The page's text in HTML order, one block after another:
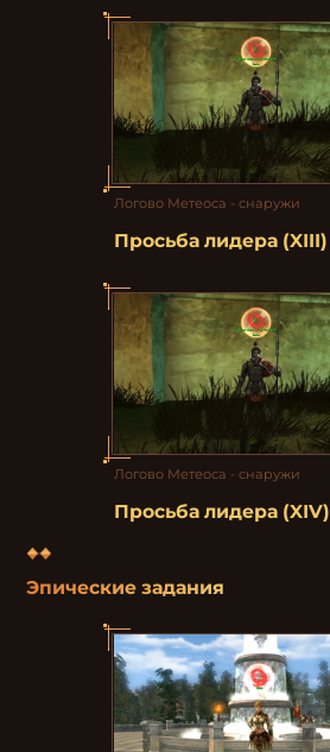
Логово Метеоса - снаружи
Просьба лидера (XІII)
Логово Метеоса - снаружи
Просьба лидера (XІV)
Эпические задания